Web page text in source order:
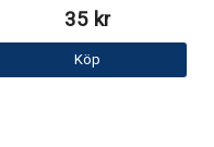
35 kr
Köp